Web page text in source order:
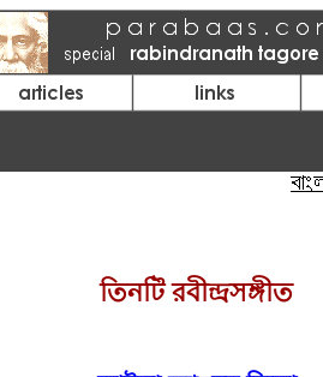
তিনটি রবীন্দ্রসঙ্গীত